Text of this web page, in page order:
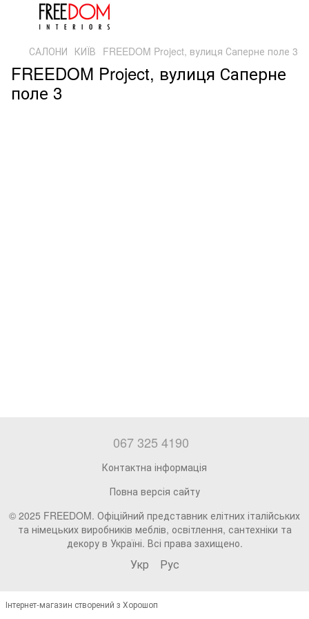
САЛОНИ КИЇВ FREEDOM Project, вулиця Саперне поле 3
FREEDOM Project, вулиця Саперне
поле 3
067 325 4190
Контактна інформація
Повна версія сайту
© 2025 FREEDOM. Офіційний представник елітних італійських
та німецьких виробників меблів, освітлення, сантехніки та
декору в Україні. Всі права захищено.
Укр Рус
Інтернет-магазин створений з Хорошоп